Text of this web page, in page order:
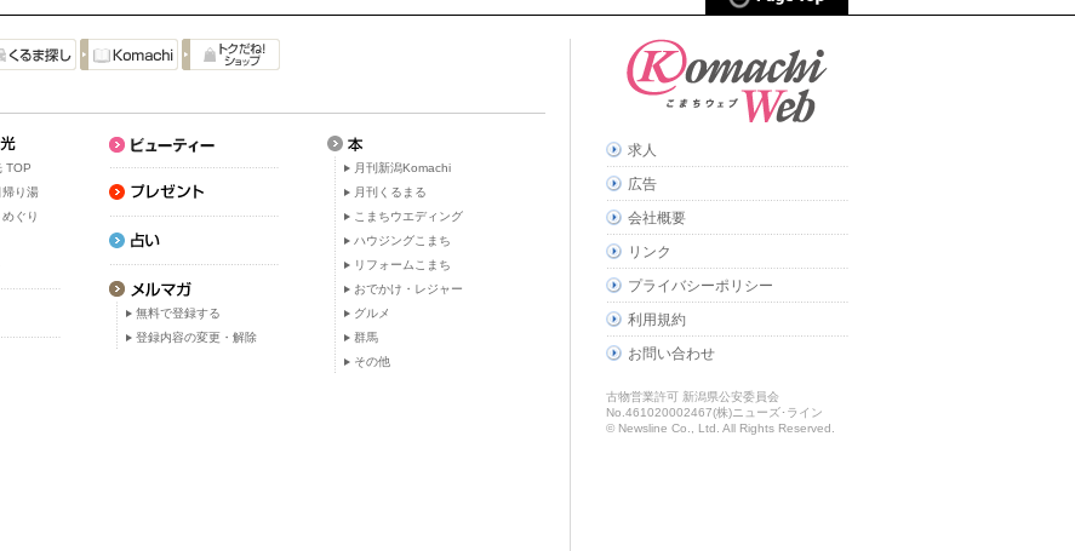
TOP
帰り湯
ぐり
無料で登録する
登録内容の変更・解除
月刊新潟Komachi
月刊くるまる
こまちウエディング
ハウジングこまち
リフォームこまち
おでかけ・レジャー
グルメ
群馬
その他
求人
広告
会社概要
リンク
プライバシーポリシー
利用規約
お問い合わせ
古物営業許可 新潟県公安委員会
No.461020002467(株)ニューズ･ライン
© Newsline Co., Ltd. All Rights Reserved.